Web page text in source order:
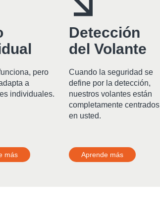
pero
a
individuales.
más
Detección
del Volante
Cuando la seguridad se
define por la detección,
nuestros volantes están
completamente centrados
en usted.
Aprende más